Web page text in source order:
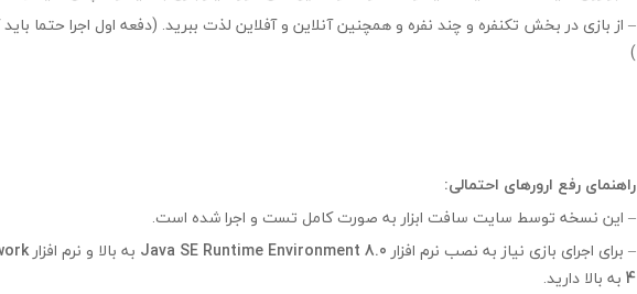
– از بازی در بخش تکنفره و چند نفره و همچنین آنلاین و آفلاین لذت ببرید. (دفعه اول اجرا حتما
)
راهنمای رفع ارورهای احتمالی:
– این نسخه توسط سایت سافت ابزار به صورت کامل تست و اجرا شده است.
– برای اجرای بازی نیاز به نصب نرم افزارJava SE Runtime Environment 8.0 به بالا و نرم افزار
4 به بالا دارید.